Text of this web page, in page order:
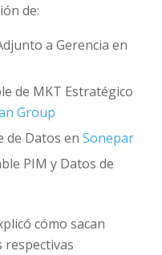
de:
a Gerencia en
de MKT Estratégico
Group
de Datos en Sonepar
PIM y Datos de
cómo sacan
respectivas